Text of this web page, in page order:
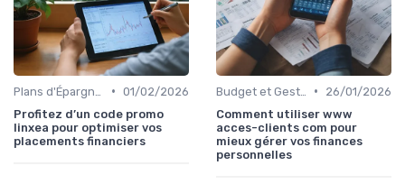
• 01/02/2026
Profitez d’un code promo
linxea pour optimiser vos
placements financiers
•
26/01/2026
Comment utiliser www
acces-clients com pour
mieux gérer vos finances
personnelles